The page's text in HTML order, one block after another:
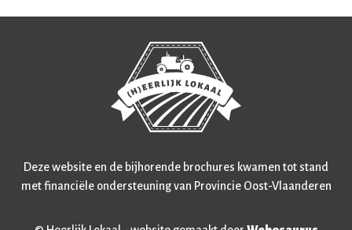
Deze website en de bijhorende brochures kwamen tot stand
met financiële ondersteuning van Provincie Oost-Vlaanderen